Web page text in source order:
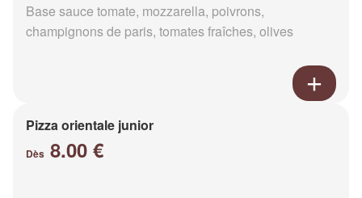
Base sauce tomate, mozzarella, poivrons,
champignons de paris, tomates fraîches, olives
Pizza orientale junior
Dès 8.00 €